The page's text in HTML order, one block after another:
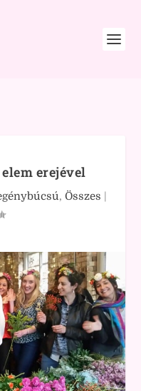
erejével
, Összes |